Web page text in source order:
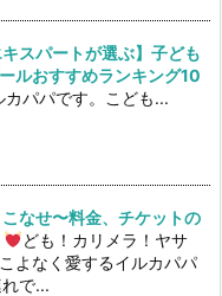
キスパートが選ぶ】子ども
ルおすすめランキング10
カパパです。こども...
なせ〜料金、チケットの
ども！カリメラ！ヤサ
よなく愛するイルカパパ
で...